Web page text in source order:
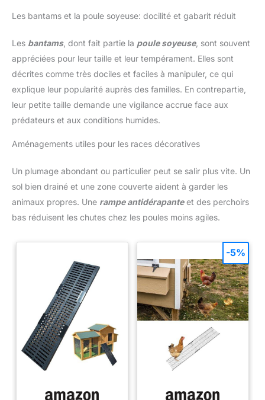
Les bantams et la poule soyeuse: docilité et gabarit réduit
Les bantams, dont fait partie la poule soyeuse, sont souvent
appréciées pour leur taille et leur tempérament. Elles sont
décrites comme très dociles et faciles à manipuler, ce qui
explique leur popularité auprès des familles. En contrepartie,
leur petite taille demande une vigilance accrue face aux
prédateurs et aux conditions humides.
Aménagements utiles pour les races décoratives
Un plumage abondant ou particulier peut se salir plus vite. Un
sol bien drainé et une zone couverte aident à garder les
animaux propres. Une rampe antidérapanteet des perchoirs
bas réduisent les chutes chez les poules moins agiles.
-5%